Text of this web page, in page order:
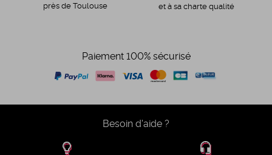
près de Toulouse
et à sa charte qualité
Paiement 100% sécurisé
Besoin d'aide ?